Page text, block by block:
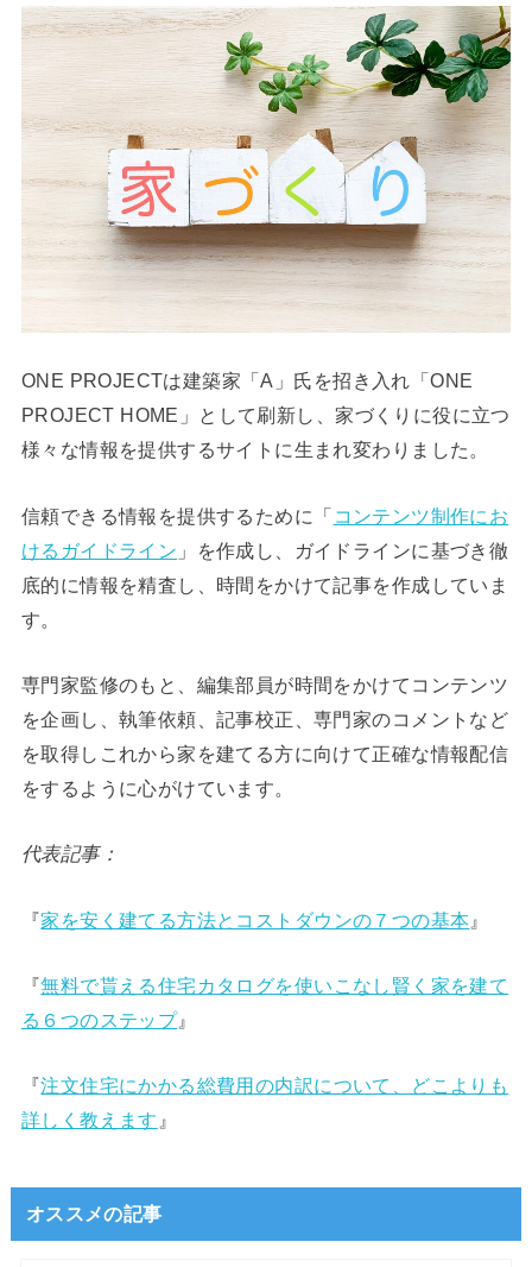
ONE PROJECTは建築家「A」氏を招き入れ「ONE
PROJECT HOME」として刷新し、家づくりに役に立つ
様々な情報を提供するサイトに生まれ変わりました。
信頼できる情報を提供するために「 コンテンツ制作にお
けるガイドライン 」を作成し、ガイドラインに基づき徹
底的に情報を精査し、時間をかけて記事を作成していま
す。
専門家監修のもと、編集部員が時間をかけてコンテンツ
を企画し、執筆依頼、記事校正、専門家のコメントなど
を取得しこれから家を建てる方に向けて正確な情報配信
をするように心がけています。
代表記事：
『家を安く建てる方法とコストダウンの７つの基本 』
『無料で貰える住宅カタログを使いこなし賢く家を建て
る６つのステップ』
『注文住宅にかかる総費用の内訳について、どこよりも
詳しく教えます 』
オススメの記事